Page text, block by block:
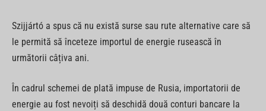
Szijjártó a spus că nu există surse sau rute alternative care să
le permită să înceteze importul de energie rusească în
următorii câțiva ani.
În cadrul schemei de plată impuse de Rusia, importatorii de
energie au fost nevoiți să deschidă două conturi bancare la